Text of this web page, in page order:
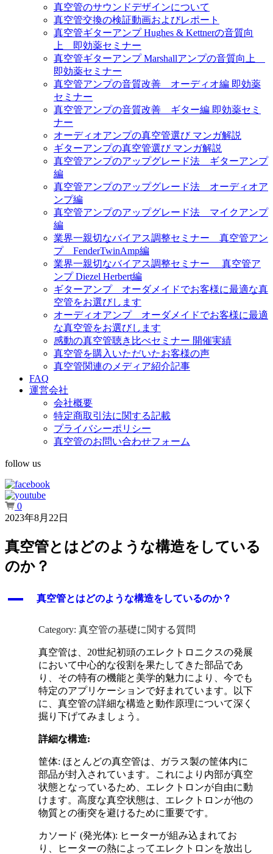
真空管のサウンドデザインについて
真空管交換の検証動画およびレポート
真空管ギターアンプ Hughes & Kettnerの音質向
上 即効薬セミナー
真空管ギターアンプ Marshallアンプの音質向上
即効薬セミナー
真空管アンプの音質改善 オーディオ編 即効薬
セミナー
真空管アンプの音質改善 ギター編 即効薬セミ
ナー
オーディオアンプの真空管選び マンガ解説
ギターアンプの真空管選び マンガ解説
真空管アンプのアップグレード法 ギターアンプ
編
真空管アンプのアップグレード法 オーディオア
ンプ編
真空管アンプのアップグレード法 マイクアンプ
編
業界一親切なバイアス調整セミナー 真空管アン
プ FenderTwinAmp編
業界一親切なバイアス調整セミナー 真空管ア
ンプ Diezel Herbert編
ギターアンプ オーダメイドでお客様に最適な真
空管をお選びします
オーディオアンプ オーダメイドでお客様に最適
な真空管をお選びします
感動の真空管聴き比べセミナー 開催実績
真空管を購入いただいたお客様の声
真空管関連のメディア紹介記事
FAQ
運営会社
会社概要
特定商取引法に関する記載
プライバシーポリシー
真空管のお問い合わせフォーム
follow us
0
2023年8月22日
真空管とはどのような構造をしている
のか？
A 真空管とはどのような構造をしているのか？
Category: 真空管の基礎に関する質問
真空管は、20世紀初頭のエレクトロニクスの発展
において中心的な役割を果たしてきた部品であ
り、その特有の機能と美学的魅力により、今でも
特定のアプリケーションで好まれています。以下
に、真空管の詳細な構造と動作原理について深く
掘り下げてみましょう。
詳細な構造:
筐体: ほとんどの真空管は、ガラス製の筐体内に
部品が封入されています。これにより内部が真空
状態となっているため、エレクトロンが自由に動
けます。高度な真空状態は、エレクトロンが他の
物質との衝突を避けるために重要です。
カソード (発光体): ヒーターが組み込まれてお
り、ヒーターの熱によってエレクトロンを放出し